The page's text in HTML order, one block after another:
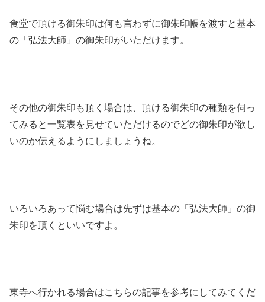
食堂で頂ける御朱印は何も言わずに御朱印帳を渡すと基本
の「弘法大師」の御朱印がいただけます。
その他の御朱印も頂く場合は、頂ける御朱印の種類を伺っ
てみると一覧表を見せていただけるのでどの御朱印が欲し
いのか伝えるようにしましょうね。
いろいろあって悩む場合は先ずは基本の「弘法大師」の御
朱印を頂くといいですよ。
東寺へ行かれる場合はこちらの記事を参考にしてみてくだ